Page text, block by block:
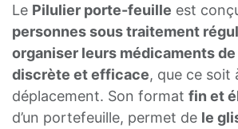
Le Pilulier porte-feuille est
personnes sous traitement
organiser leurs médicaments
discrète et efficace, que ce soit
déplacement. Son format fin et
d’un portefeuille, permet de le